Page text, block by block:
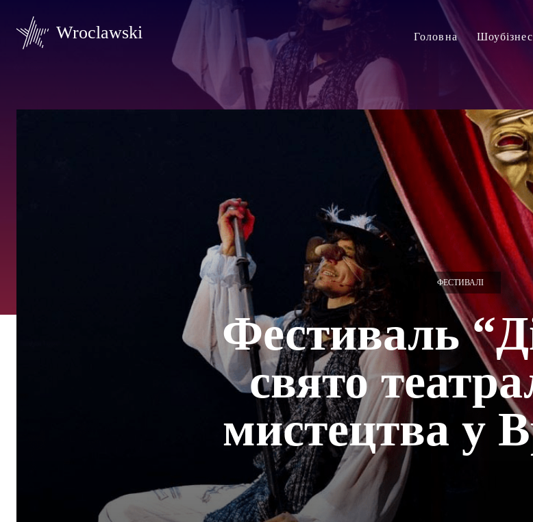
Wroclawski Головна Шоубізнес
ФЕСТИВАЛІ
Фестиваль
свято
мистецтва у